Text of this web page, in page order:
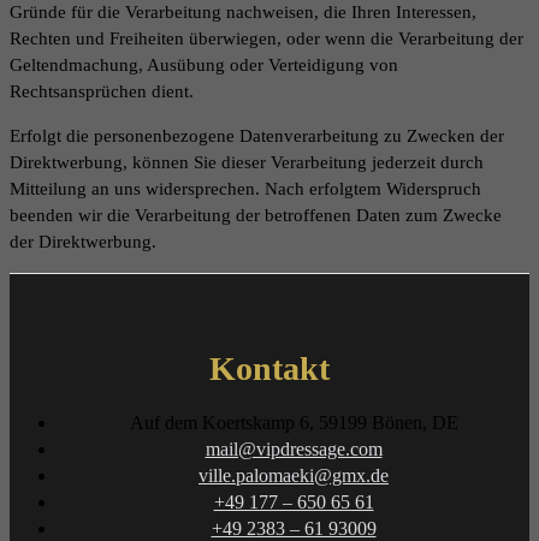
Gründe für die Verarbeitung nachweisen, die Ihren Interessen,
Rechten und Freiheiten überwiegen, oder wenn die Verarbeitung der
Geltendmachung, Ausübung oder Verteidigung von
Rechtsansprüchen dient.
Erfolgt die personenbezogene Datenverarbeitung zu Zwecken der
Direktwerbung, können Sie dieser Verarbeitung jederzeit durch
Mitteilung an uns widersprechen. Nach erfolgtem Widerspruch
beenden wir die Verarbeitung der betroffenen Daten zum Zwecke
der Direktwerbung.
Kontakt
Auf dem Koertskamp 6, 59199 Bönen, DE
mail@vipdressage.com
ville.palomaeki@gmx.de
+49 177 – 650 65 61
+49 2383 – 61 93009